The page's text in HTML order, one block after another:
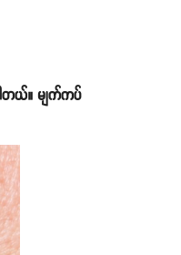
တယ်။ မျက်ကပ်